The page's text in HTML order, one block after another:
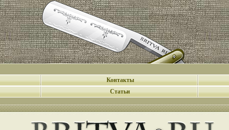
Контакты
Статьи